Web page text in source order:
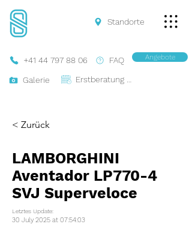
FAQ
+41 44 797 88 06
Galerie
Angebote
Standorte
< Zurück
LAMBORGHINI
Aventador LP770-4
SVJ Superveloce
Letztes Update:
30 July 2025 at 07:54:03